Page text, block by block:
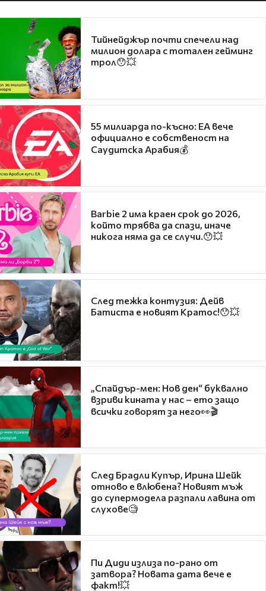
Тийнейджър почти спечели над
милион долара с тотален гейминг
трол😯💥
55 милиарда по-късно: EA вече
официално е собственост на
Саудитска Арабия💰
Barbie 2 има краен срок до 2026,
който трябва да спази, иначе
никога няма да се случи.😯💥
След тежка контузия: Дейв
Батиста е новият Кратос!😯💥
„Спайдър-мен: Нов ден“ буквално
взриви кината у нас – ето защо
всички говорят за него👀🎬
След Брадли Купър, Ирина Шейк
отново е влюбена? Новият мъж
до супермодела разпали лавина от
слухове🧐
Пи Диди излиза по-рано от
затвора? Новата дата вече е
факт!💥